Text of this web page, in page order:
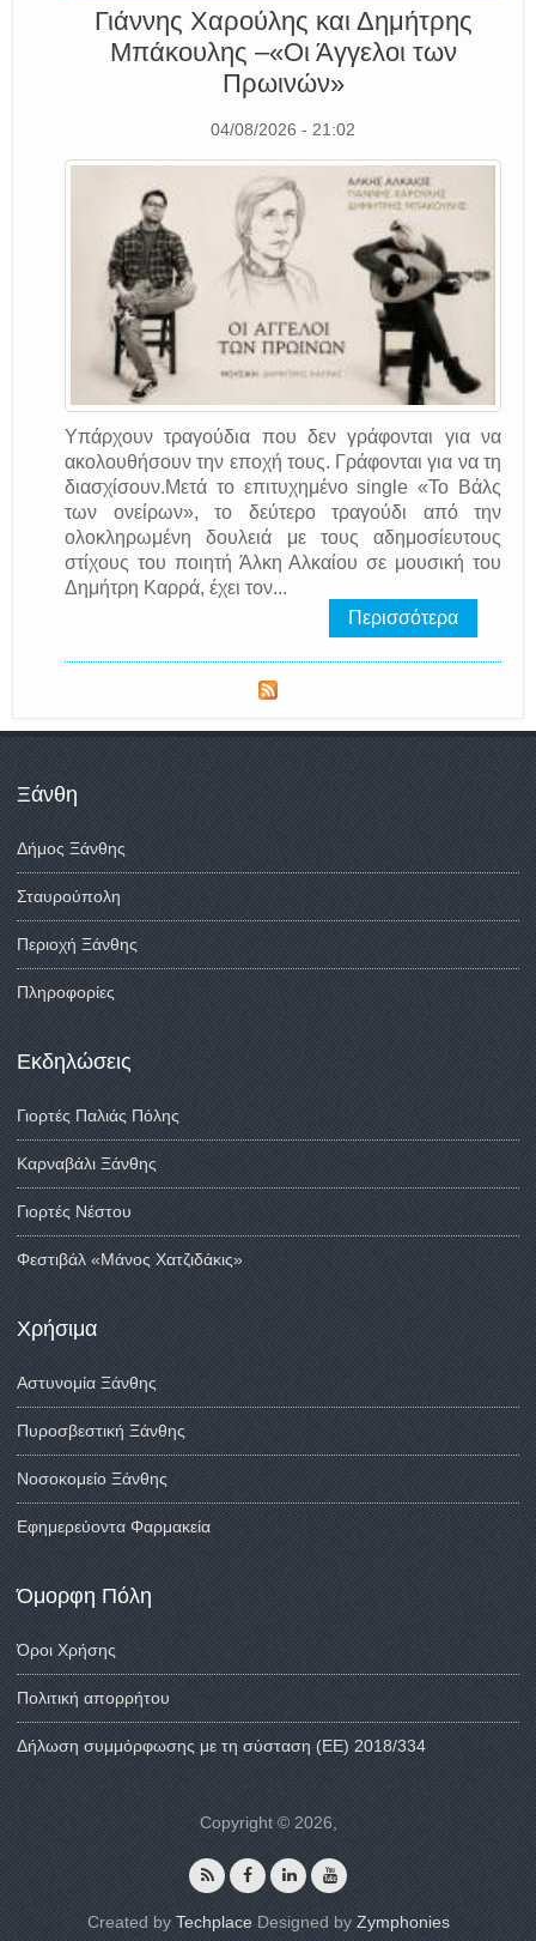
Γιάννης Χαρούλης και Δημήτρης
Μπάκουλης –«Οι Άγγελοι των
Πρωινών»
04/08/2026 - 21:02
Υπάρχουν τραγούδια που δεν γράφονται για να
ακολουθήσουν την εποχή τους. Γράφονται για να τη
διασχίσουν.Μετά το επιτυχημένο single «Το Βάλς
των ονείρων», το δεύτερο τραγούδι από την
ολοκληρωμένη δουλειά με τους αδημοσίευτους
στίχους του ποιητή Άλκη Αλκαίου σε μουσική του
Δημήτρη Καρρά, έχει τον...
Περισσότερα
Ξάνθη
Δήμος Ξάνθης
Σταυρούπολη
Περιοχή Ξάνθης
Πληροφορίες
Εκδηλώσεις
Γιορτές Παλιάς Πόλης
Καρναβάλι Ξάνθης
Γιορτές Νέστου
Φεστιβάλ «Μάνος Χατζιδάκις»
Χρήσιμα
Αστυνομία Ξάνθης
Πυροσβεστική Ξάνθης
Νοσοκομείο Ξάνθης
Εφημερεύοντα Φαρμακεία
Όμορφη Πόλη
Όροι Χρήσης
Πολιτική απορρήτου
Δήλωση συμμόρφωσης με τη σύσταση (ΕΕ) 2018/334
Copyright © 2026,
Created by Techplace Designed by Zymphonies